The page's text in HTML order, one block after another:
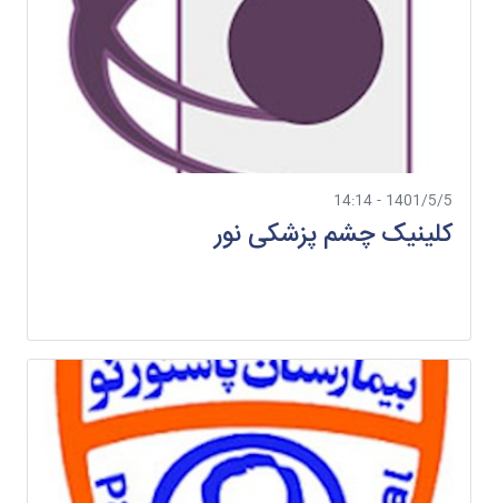
1401/5/5 - 14:14
کلینیک چشم پزشکی نور